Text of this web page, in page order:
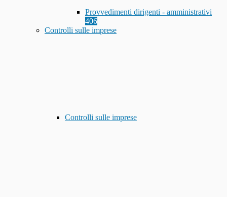
Provvedimenti dirigenti - amministrativi
406
Controlli sulle imprese
Controlli sulle imprese